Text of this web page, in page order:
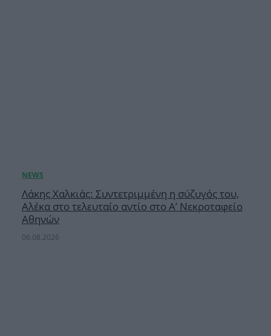
Λάκης Χαλκιάς: Συντετριμμένη η σύζυγός του,
Αλέκα στο τελευταίο αντίο στο Α’ Νεκροταφείο
Αθηνών
06.08.2026